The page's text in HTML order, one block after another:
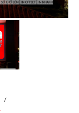
/